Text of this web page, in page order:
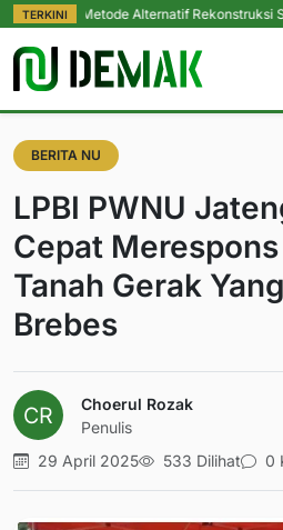
TERKINI
Metode Alternatif Rekonstruksi Sejarah
BERITA NU
LPBI PWNU
Cepat
Tanah Gerak
Brebes
Choerul Rozak
Penulis
29 April 2025
533 Dilihat 0